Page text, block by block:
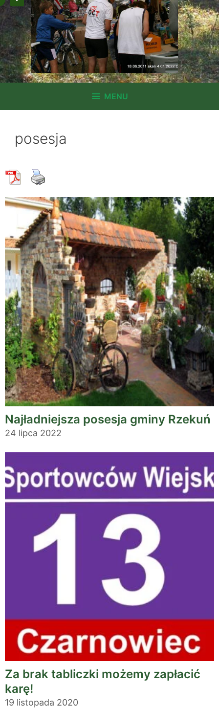
MENU
posesja
Najładniejsza posesja gminy Rzekuń
24 lipca 2022
Za brak tabliczki możemy zapłacić
karę!
19 listopada 2020